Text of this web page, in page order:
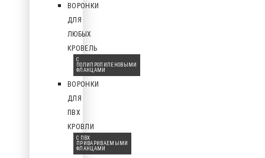
ВОРОНКИ
ДЛЯ
ЛЮБЫХ
КРОВЕЛЬ
С
ПОЛИПРОПИЛЕНОВЫМИ
ФЛАНЦАМИ
ВОРОНКИ
ДЛЯ
ПВХ
КРОВЛИ
С ПВХ
ПРИВАРИВАЕМЫМИ
ФЛАНЦАМИ